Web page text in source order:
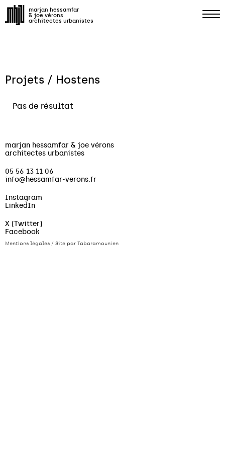
marjan hessamfar
& joe vérons
architectes urbanistes
Projets / Hostens
Pas de résultat
marjan hessamfar & joe vérons
architectes urbanistes
05 56 13 11 06
info@hessamfar-verons.fr
Instagram
LinkedIn
X (Twitter)
Facebook
Mentions légales / Site par Tabaramounien